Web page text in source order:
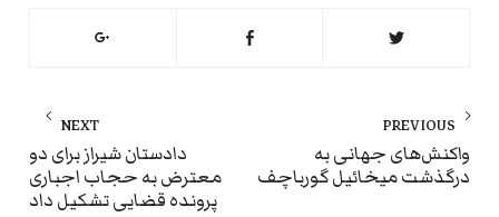
راهبری
نوشته
PREVIOUS
Previous
post:
واکنش‌های جهانی به
درگذشت میخائیل گورباچف
NEXT
دادستان شیراز برای دو
معترض به حجاب اجباری
پرونده قضایی تشکیل داد